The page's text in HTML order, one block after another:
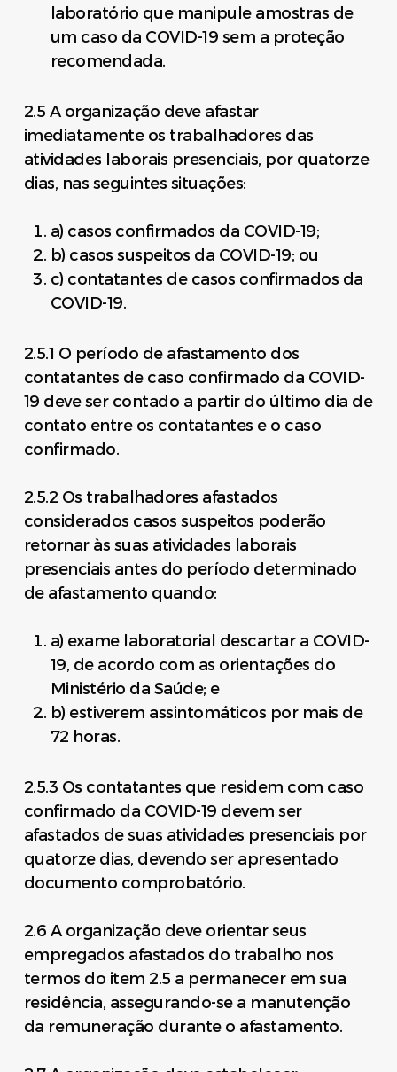
laboratório que manipule amostras de
um caso da COVID-19 sem a proteção
recomendada.
2.5 A organização deve afastar
imediatamente os trabalhadores das
atividades laborais presenciais, por quatorze
dias, nas seguintes situações:
a) casos confirmados da COVID-19;
b) casos suspeitos da COVID-19; ou
c) contatantes de casos confirmados da
COVID-19.
2.5.1 O período de afastamento dos
contatantes de caso confirmado da COVID-
19 deve ser contado a partir do último dia de
contato entre os contatantes e o caso
confirmado.
2.5.2 Os trabalhadores afastados
considerados casos suspeitos poderão
retornar às suas atividades laborais
presenciais antes do período determinado
de afastamento quando:
a) exame laboratorial descartar a COVID-
19, de acordo com as orientações do
Ministério da Saúde; e
b) estiverem assintomáticos por mais de
72 horas.
2.5.3 Os contatantes que residem com caso
confirmado da COVID-19 devem ser
afastados de suas atividades presenciais por
quatorze dias, devendo ser apresentado
documento comprobatório.
2.6 A organização deve orientar seus
empregados afastados do trabalho nos
termos do item 2.5 a permanecer em sua
residência, assegurando-se a manutenção
da remuneração durante o afastamento.